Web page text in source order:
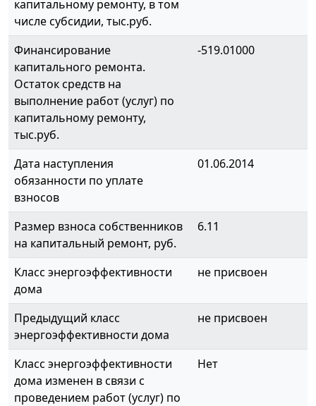
капитальному ремонту, в том
числе субсидии, тыс.руб.
Финансирование
капитального ремонта.
Остаток средств на
выполнение работ (услуг) по
капитальному ремонту,
тыс.руб.
-519.01000
Дата наступления
обязанности по уплате
взносов
01.06.2014
Размер взноса собственников
на капитальный ремонт, руб.
6.11
Класс энергоэффективности
дома
не присвоен
Предыдущий класс
энергоэффективности дома
не присвоен
Класс энергоэффективности
дома изменен в связи с
проведением работ (услуг) по
Нет